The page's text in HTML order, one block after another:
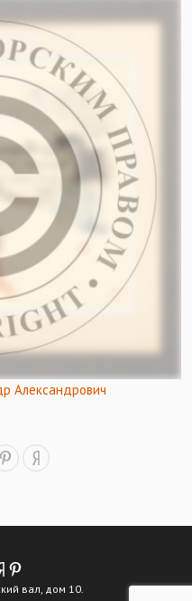
Александрович
вал, дом 10.